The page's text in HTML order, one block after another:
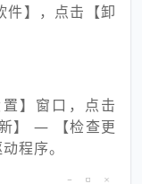
件】，点击【卸
】窗口，点击
】 — 【检查更
程序。